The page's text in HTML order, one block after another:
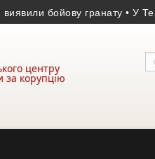
бойову гранату • У
центру
за корупцію